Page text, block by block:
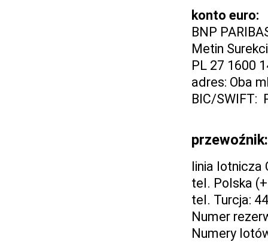
konto euro:
BNP
Metin Surekci
PL 27 1600
adres: Oba
BIC/SWIFT:
przewoźnik:
linia lotnicza
tel. Polska
tel. Turcja:
Numer
Numery